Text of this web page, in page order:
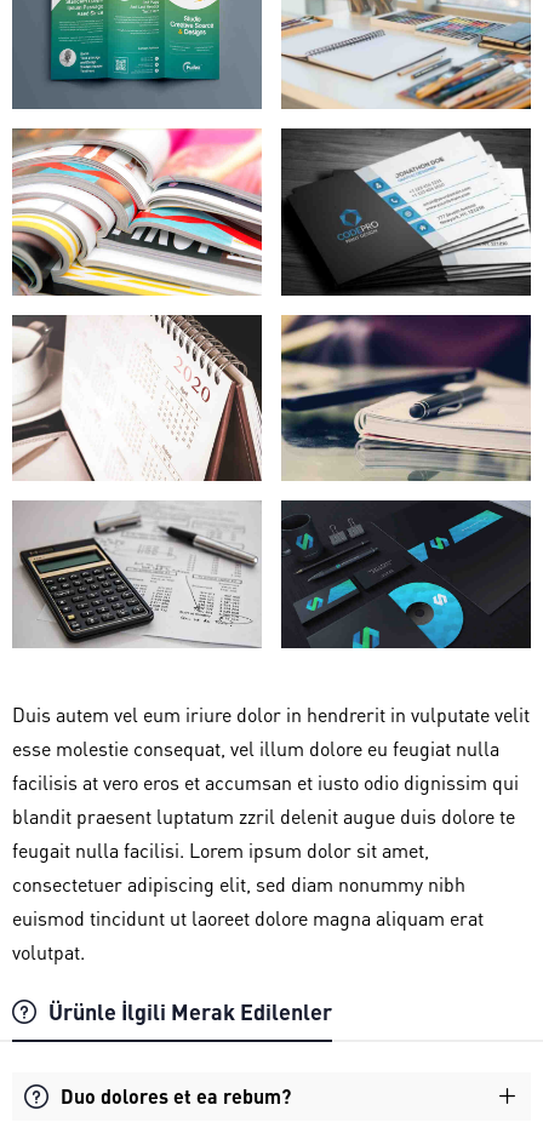
Duis autem vel eum iriure dolor in hendrerit in vulputate velit
esse molestie consequat, vel illum dolore eu feugiat nulla
facilisis at vero eros et accumsan et iusto odio dignissim qui
blandit praesent luptatum zzril delenit augue duis dolore te
feugait nulla facilisi. Lorem ipsum dolor sit amet,
consectetuer adipiscing elit, sed diam nonummy nibh
euismod tincidunt ut laoreet dolore magna aliquam erat
volutpat.
Ürünle İlgili Merak Edilenler
Duo dolores et ea rebum?